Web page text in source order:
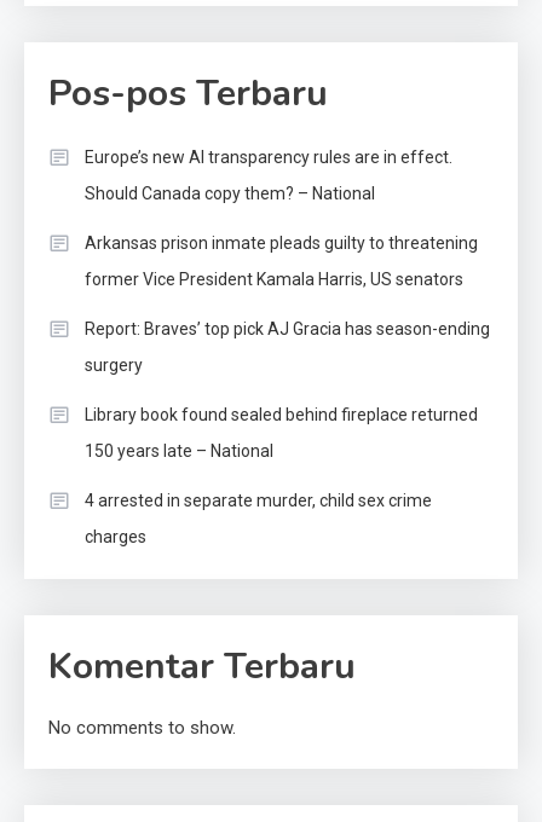
Pos-pos Terbaru
Europe’s new AI transparency rules are in effect.
Should Canada copy them? – National
Arkansas prison inmate pleads guilty to threatening
former Vice President Kamala Harris, US senators
Report: Braves’ top pick AJ Gracia has season-ending
surgery
Library book found sealed behind fireplace returned
150 years late – National
4 arrested in separate murder, child sex crime
charges
Komentar Terbaru
No comments to show.